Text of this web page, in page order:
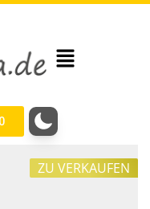
ZU VERKAUFEN